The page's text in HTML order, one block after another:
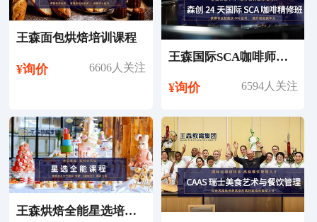
王森面包烘焙培训课程
¥询价 6606人关注
王森国际SCA咖啡师考证培训课程
¥询价 6594人关注
王森烘焙全能星选培训课程